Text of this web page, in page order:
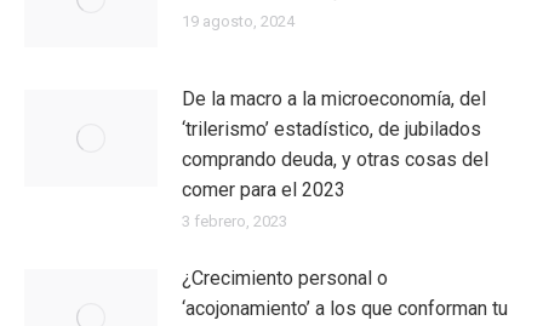
19 agosto, 2024
De la macro a la microeconomía, del
‘trilerismo’ estadístico, de jubilados
comprando deuda, y otras cosas del
comer para el 2023
3 febrero, 2023
¿Crecimiento personal o
‘acojonamiento’ a los que conforman tu